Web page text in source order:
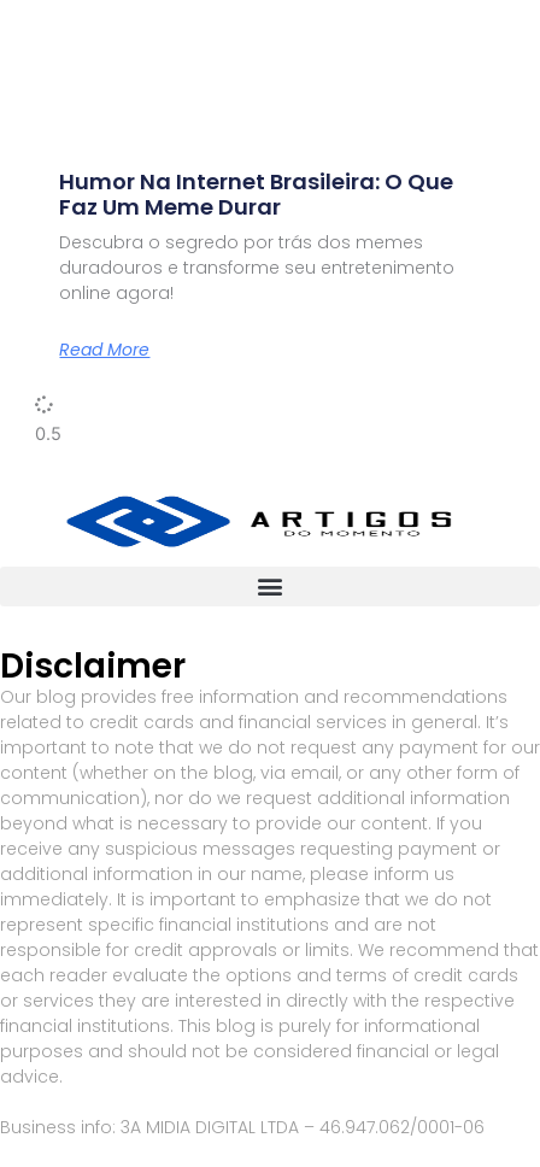
Humor Na Internet Brasileira: O Que
Faz Um Meme Durar
Descubra o segredo por trás dos memes
duradouros e transforme seu entretenimento
online agora!
Read More
Disclaimer
Our blog provides free information and recommendations
related to credit cards and financial services in general. It’s
important to note that we do not request any payment for our
content (whether on the blog, via email, or any other form of
communication), nor do we request additional information
beyond what is necessary to provide our content. If you
receive any suspicious messages requesting payment or
additional information in our name, please inform us
immediately. It is important to emphasize that we do not
represent specific financial institutions and are not
responsible for credit approvals or limits. We recommend that
each reader evaluate the options and terms of credit cards
or services they are interested in directly with the respective
financial institutions. This blog is purely for informational
purposes and should not be considered financial or legal
advice.
Business info: 3A MIDIA DIGITAL LTDA – 46.947.062/0001-06